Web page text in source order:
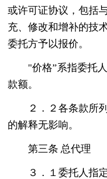
或许可证协议，包括
充、修改和增补的技
委托方予以报价。
"价格”系指委托
款额。
２．２各条款所
的解释无影响。
第三条 总代理
３．１委托人指